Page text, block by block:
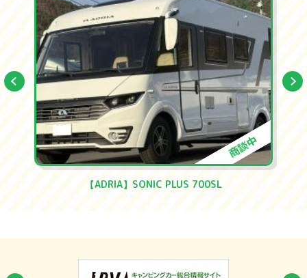
商談中
【ADRIA】TWIN SUPREME